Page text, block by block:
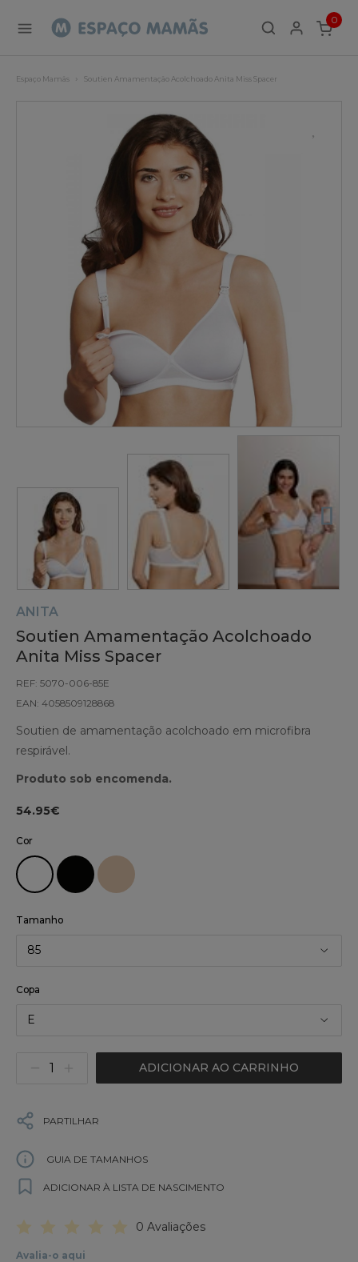
0
ITEMS
Espaço Mamãs Soutien Amamentação Acolchoado Anita Miss Spacer
ANITA
Soutien Amamentação Acolchoado
Anita Miss Spacer
REF: 5070-006-85E
EAN: 4058509128868
Soutien de amamentação acolchoado em microfibra
respirável.
Produto sob encomenda.
54.95€
Cor
Tamanho
85
Copa
E
ADICIONAR AO CARRINHO
PARTILHAR
GUIA DE TAMANHOS
ADICIONAR À LISTA DE NASCIMENTO
0 Avaliações
Avalia-o aqui